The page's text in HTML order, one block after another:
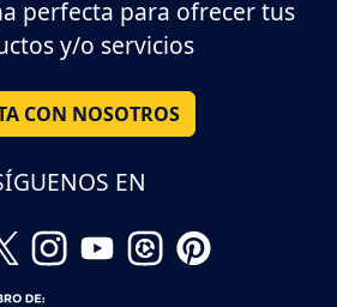
perfecta para ofrecer tus
y/o servicios
CON NOSOTROS
EN